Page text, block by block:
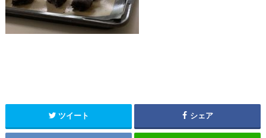
ツイート シェア